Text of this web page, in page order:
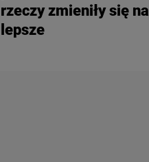
rzeczy zmieniły się na
lepsze